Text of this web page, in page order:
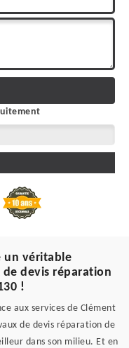
un véritable
devis réparation
!
aux services de Clément
de devis réparation de
dans son milieu. Et en